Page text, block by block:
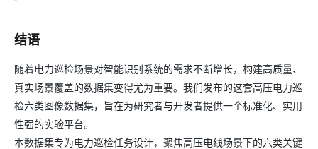
结语
随着电力巡检场景对智能识别系统的需求不断增长，构建高质量、
真实场景覆盖的数据集变得尤为重要。我们发布的这套高压电力巡
检六类图像数据集，旨在为研究者与开发者提供一个标准化、实用
性强的实验平台。
本数据集专为电力巡检任务设计，聚焦高压电线场景下的六类关键